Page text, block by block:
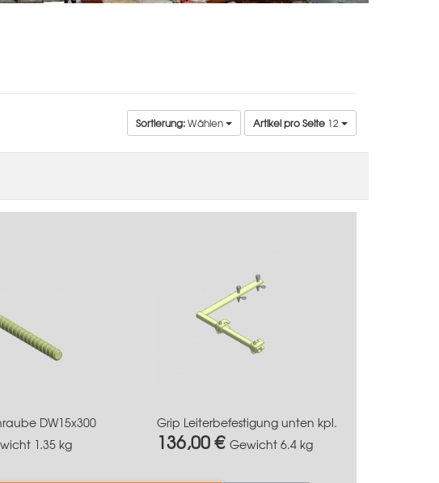
Sortierung:Wählen Artikel pro Seite 12
DW15x300
1.35 kg
Grip Leiterbefestigung unten kpl.
136,00 € Gewicht 6.4 kg